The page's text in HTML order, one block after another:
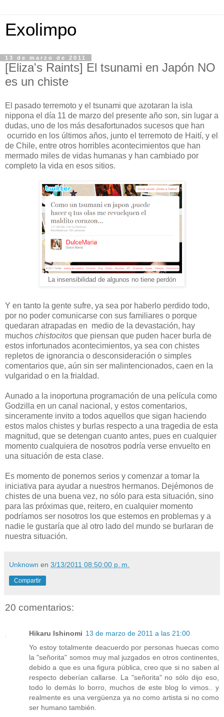
Exolimpo
13 de marzo de 2011
[Eliza's Raints] El tsunami en Japón NO
es un chiste
El pasado terremoto y el tsunami que azotaran la isla
nippona el día 11 de marzo del presente año son, sin lugar a
dudas, uno de los más desafortunados sucesos que han
ocurrido en los últimos años, junto el terremoto de Haití, y el
de Chile, entre otros horribles acontecimientos que han
mermado miles de vidas humanas y han cambiado por
completo la vida en esos sitios.
La insensibilidad de algunos no tiene perdón
Y en tanto la gente sufre, ya sea por haberlo perdido todo,
por no poder comunicarse con sus familiares o porque
quedaran atrapadas en medio de la devastación, hay
muchos chistocitos que piensan que puden hacer burla de
estos infortunados acontecimientos, ya sea con chistes
repletos de ignorancia o desconsideración o simples
comentarios que, aún sin ser malintencionados, caen en la
vulgaridad o en la frialdad.
Aunado a la inoportuna programación de una película como
Godzilla en un canal nacional, y estos comentarios,
sinceramente invito a todos aquellos que sigan haciendo
estos malos chistes y burlas respecto a una tragedia de esta
magnitud, que se detengan cuanto antes, pues en cualquier
momento cualquiera de nosotros podría verse envuelto en
una situación de esta clase.
Es momento de ponernos serios y comenzar a tomar la
iniciativa para ayudar a nuestros hermanos. Dejémonos de
chistes de una buena vez, no sólo para esta situación, sino
para las próximas que, reitero, en cualquier momento
podríamos ser nosotros los que estemos en problemas y a
nadie le gustaría que al otro lado del mundo se burlaran de
nuestra situación.
Unknown en 3/13/2011 08:50:00 p. m.
Compartir
20 comentarios:
Hikaru Ishinomi 13 de marzo de 2011 a las 21:00
Yo estoy totalmente deacuerdo por personas huecas como
la "señorita" somos muy mal juzgados en otros continentes,
debido a que es una figura pública, creo que si no saben al
respecto deberían callarse. La "señorita" no sólo dijo eso,
todo lo demás lo borro, muchos de este blog lo vimos.. y
realmente es una vergüenza ya no como artista si no como
ser humano también.